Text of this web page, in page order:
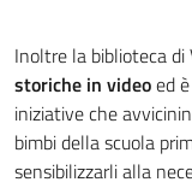
Inoltre la biblioteca di
storiche in videoed
iniziative che
bimbi della scuola
sensibilizzarli alla